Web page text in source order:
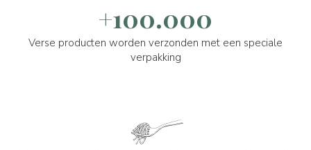
+100.000
Verse producten worden verzonden met een speciale
verpakking